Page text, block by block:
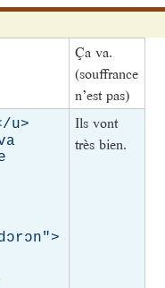
Ça va.
(souffrance
n’est pas)
u>
Ils vont
très bien.